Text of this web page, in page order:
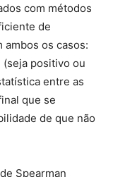
com métodos
de
ambos os casos:
(seja positivo ou
entre as
que se
de que não
Spearman